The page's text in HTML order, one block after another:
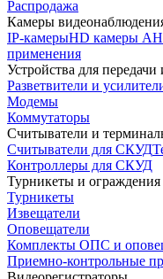
Распродажа
Камеры
IP-камерыHD камеры
применения
Устройства для
Разветвители и
Модемы
Коммутаторы
Считыватели и
Считыватели для СКУД
Контроллеры для СКУД
Турникеты и ограждения
Турникеты
Извещатели
Оповещатели
Комплекты ОПС и
Приемно-контрольные